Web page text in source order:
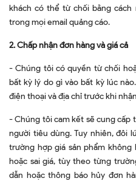
khách có thể từ chối bằng
trong mọi email quảng cáo.
2. Chấp nhận đơn hàng và giá cả
- Chúng tôi có quyền từ chối
bất kỳ lý do gì vào bất kỳ lúc
điện thoại và địa chỉ trước khi
- Chúng tôi cam kết sẽ cung cấp
người tiêu dùng. Tuy nhiên, đôi
trường hợp giá sản phẩm
hoặc sai giá, tùy theo từng
dẫn hoặc thông báo hủy đơn